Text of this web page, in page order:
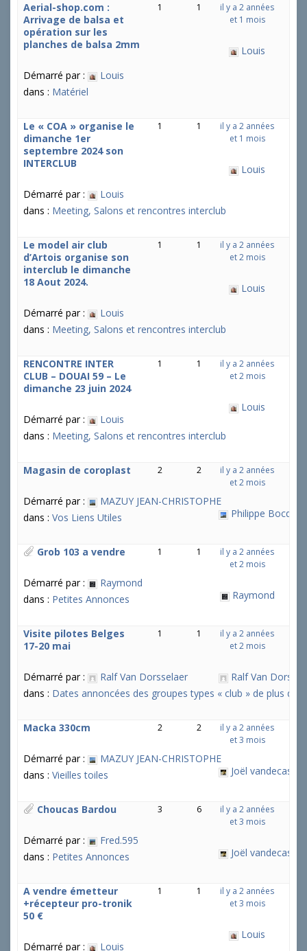
Aerial-shop.com :
Arrivage de balsa et
opération sur les
planches de balsa 2mm
Démarré par :
Louis
dans : Matériel
1 1
il y a 2 années
et 1 mois
Louis
Le « COA » organise le
dimanche 1er
septembre 2024 son
INTERCLUB
Démarré par :
Louis
dans : Meeting, Salons et rencontres interclub
1 1
il y a 2 années
et 1 mois
Louis
Le model air club
d’Artois organise son
interclub le dimanche
18 Aout 2024.
Démarré par :
Louis
dans : Meeting, Salons et rencontres interclub
1 1
il y a 2 années
et 2 mois
Louis
RENCONTRE INTER
CLUB – DOUAI 59 – Le
dimanche 23 juin 2024
Démarré par :
Louis
dans : Meeting, Salons et rencontres interclub
1 1
il y a 2 années
et 2 mois
Louis
Magasin de coroplast
Démarré par :
MAZUY JEAN-CHRISTOPHE
dans : Vos Liens Utiles
2 2
il y a 2 années
et 2 mois
Philippe
Grob 103 a vendre
Démarré par :
Raymond
dans : Petites Annonces
1 1
il y a 2 années
et 2 mois
Raymond
Visite pilotes Belges
17-20 mai
Démarré par :
Ralf Van Dorsselaer
dans : Dates annoncées des groupes types « club » de plus de
1 1
il y a 2 années
et 2 mois
Ralf Van
Macka 330cm
Démarré par :
MAZUY JEAN-CHRISTOPHE
dans : Vieilles toiles
2 2
il y a 2 années
et 3 mois
Joël
Choucas Bardou
Démarré par :
Fred.595
dans : Petites Annonces
3 6
il y a 2 années
et 3 mois
Joël
A vendre émetteur
+récepteur pro-tronik
50 €
Démarré par : Louis
1 1
il y a 2 années
et 3 mois
Louis